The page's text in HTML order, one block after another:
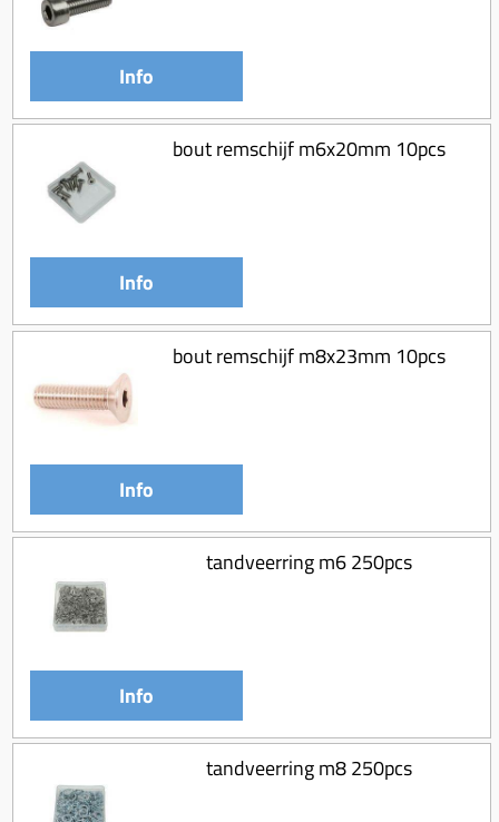
Info
bout remschijf m6x20mm 10pcs
Info
bout remschijf m8x23mm 10pcs
Info
tandveerring m6 250pcs
Info
tandveerring m8 250pcs